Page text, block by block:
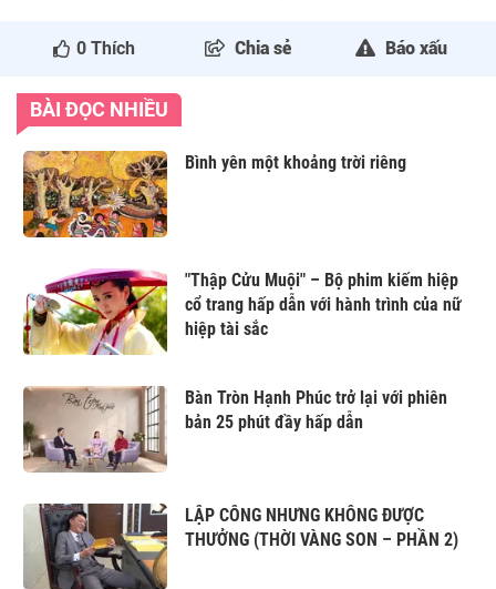
0 Thích Chia sẻ Báo xấu
BÀI ĐỌC NHIỀU
Bình yên một khoảng trời riêng
"Thập Cửu Muội" – Bộ phim kiếm hiệp
cổ trang hấp dẫn với hành trình của nữ
hiệp tài sắc
Bàn Tròn Hạnh Phúc trở lại với phiên
bản 25 phút đầy hấp dẫn
LẬP CÔNG NHƯNG KHÔNG ĐƯỢC
THƯỞNG (THỜI VÀNG SON – PHẦN 2)